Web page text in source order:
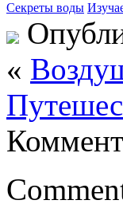
Секреты воды
«